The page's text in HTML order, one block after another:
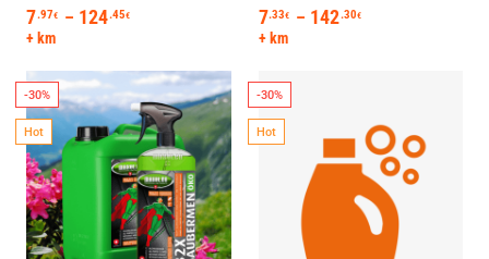
7.97€ – 124.45€ Hinnavahemik: 7.97€ kuni 124.45€
+ km
7.33€ – 142.30€
+ km
-30%
Hot
-30%
Hot